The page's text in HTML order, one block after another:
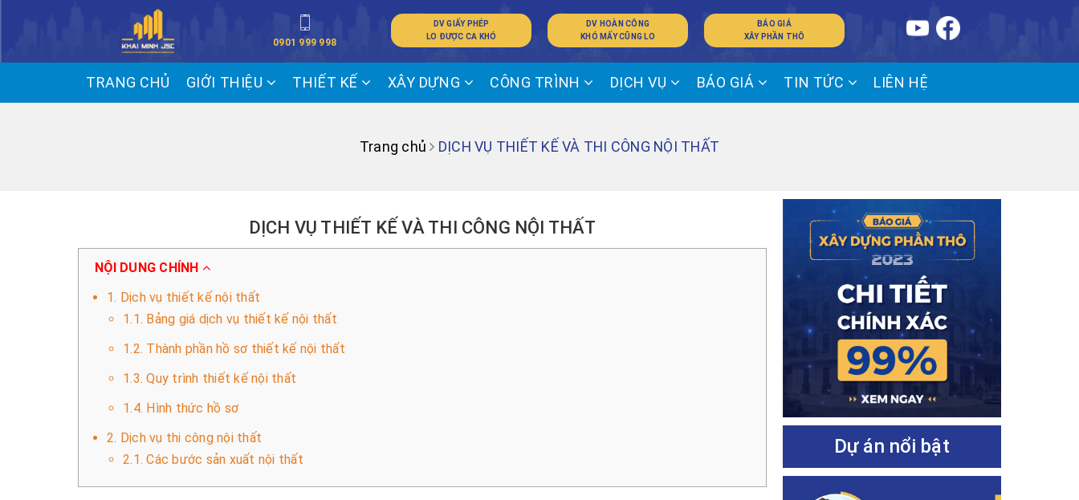
0901 999 998
DV GIẤY PHÉP
LO ĐƯỢC CA KHÓ
DV HOÀN CÔNG
KHÓ MẤY CŨNG LO
BÁO GIÁ
XÂY PHẦN THÔ
TRANG CHỦ GIỚI THIỆU THIẾT KẾ XÂY DỰNG CÔNG TRÌNH DỊCH VỤ BÁO GIÁ TIN TỨC LIÊN HỆ
Trang chủ DỊCH VỤ THIẾT KẾ VÀ THI CÔNG NỘI THẤT
DỊCH VỤ THIẾT KẾ VÀ THI CÔNG NỘI THẤT
NỘI DUNG CHÍNH
1. Dịch vụ thiết kế nội thất
1.1. Bảng giá dịch vụ thiết kế nội thất
1.2. Thành phần hồ sơ thiết kế nội thất
1.3. Quy trình thiết kế nội thất
1.4. Hình thức hồ sơ
2. Dịch vụ thi công nội thất
2.1. Các bước sản xuất nội thất
Dự án nổi bật